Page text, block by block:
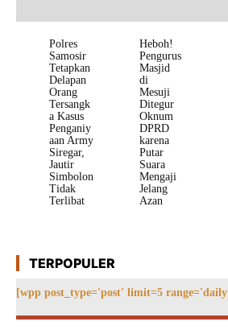
Polres
Samosir
Tetapkan
Delapan
Orang
Tersangk
a Kasus
Penganiy
aan Army
Siregar,
Jautir
Simbolon
Tidak
Terlibat
Heboh!
Pengurus
Masjid
di
Mesuji
Ditegur
Oknum
DPRD
karena
Putar
Suara
Mengaji
Jelang
Azan
TERPOPULER
[wpp post_type='post' limit=5